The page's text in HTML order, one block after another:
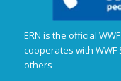
ERN is the official
cooperates with
others